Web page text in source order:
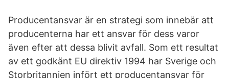
Producentansvar är en strategi som innebär att
producenterna har ett ansvar för dess varor
även efter att dessa blivit avfall. Som ett resultat
av ett godkänt EU direktiv 1994 har Sverige och
Storbritannien infört ett producentansvar för